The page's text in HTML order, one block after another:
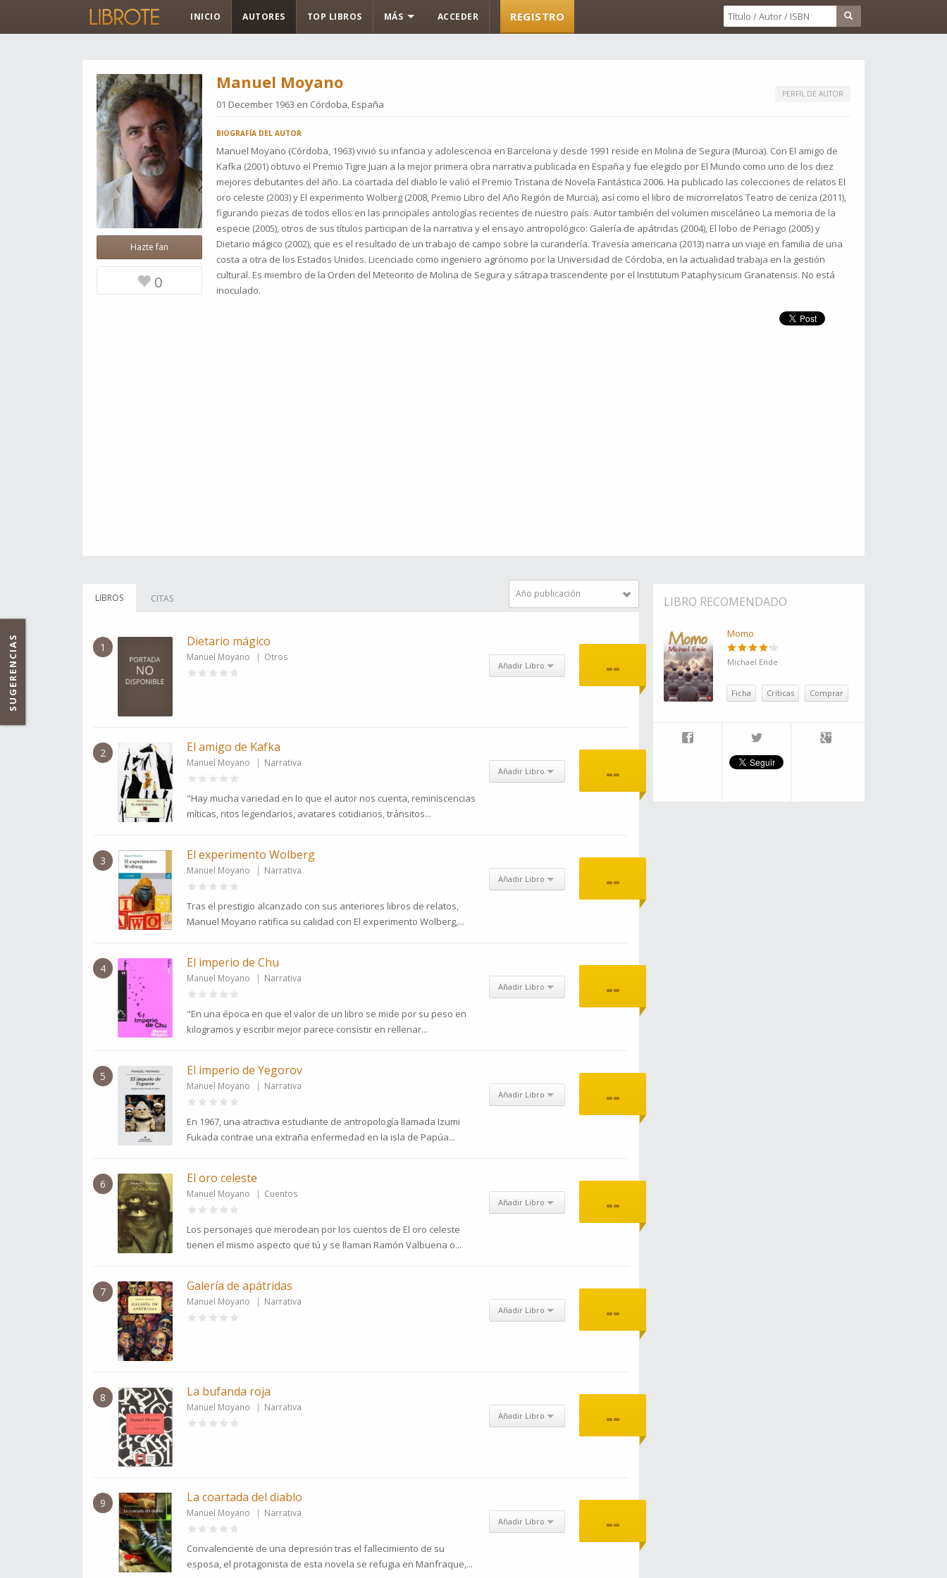
INICIO AUTORES TOP LIBROS MÁS ACCEDER REGISTRO
Hazte fan
0
Manuel Moyano
PERFIL DE AUTOR
01 December 1963 en Córdoba, España
BIOGRAFÍA DEL AUTOR
Manuel Moyano (Córdoba, 1963) vivió su infancia y adolescencia en Barcelona y desde 1991 reside en Molina de Segura (Murcia). Con El amigo de
Kafka (2001) obtuvo el Premio Tigre Juan a la mejor primera obra narrativa publicada en España y fue elegido por El Mundo como uno de los diez
mejores debutantes del año. La coartada del diablo le valió el Premio Tristana de Novela Fantástica 2006. Ha publicado las colecciones de relatos El
oro celeste (2003) y El experimento Wolberg (2008, Premio Libro del Año Región de Murcia), así como el libro de microrrelatos Teatro de ceniza (2011),
figurando pie­zas de todos ellos en las principales antologías recientes de nuestro país. Autor también del volumen misceláneo La memoria de la
especie (2005), otros de sus títulos participan de la narrativa y el ensayo antropológico: Galería de apátridas (2004), El lobo de Periago (2005) y
Dietario mágico (2002), que es el resultado de un trabajo de campo sobre la curandería. Travesía americana (2013) narra un viaje en familia de una
costa a otra de los Estados Unidos. Licenciado como ingeniero agrónomo por la Universidad de Córdoba, en la actualidad trabaja en la gestión
cultural. Es miembro de la Orden del Meteorito de Molina de Segura y sátrapa trascendente por el Institutum Pataphysicum Granatensis. No está
inoculado.
LIBROS CITAS Año publicación
1 Dietario mágico
Manuel Moyano Otros --
Añadir Libro
2 El amigo de Kafka
Manuel Moyano Narrativa
"Hay mucha variedad en lo que el autor nos cuenta, reminiscencias
míticas, ritos legendarios, avatares cotidianos, tránsitos...
--
Añadir Libro
3 El experimento Wolberg
Manuel Moyano Narrativa
Tras el prestigio alcanzado con sus anteriores libros de relatos,
Manuel Moyano ratifica su calidad con El experimento Wolberg,...
--
Añadir Libro
4 El imperio de Chu
Manuel Moyano Narrativa
"En una época en que el valor de un libro se mide por su peso en
kilogramos y escribir mejor parece consistir en rellenar...
--
Añadir Libro
5 El imperio de Yegorov
Manuel Moyano Narrativa
En 1967, una atractiva estudiante de antropología llamada Izumi
Fukada contrae una extraña enfermedad en la isla de Papúa...
--
Añadir Libro
6 El oro celeste
Manuel Moyano Cuentos
Los personajes que merodean por los cuentos de El oro celeste
tienen el mismo aspecto que tú y se llaman Ramón Valbuena o...
--
Añadir Libro
7 Galería de apátridas
Manuel Moyano Narrativa --
Añadir Libro
8 La bufanda roja
Manuel Moyano Narrativa --
Añadir Libro
9 La coartada del diablo
Manuel Moyano Narrativa
Convalenciente de una depresión tras el fallecimiento de su
esposa, el protagonista de esta novela se refugia en Manfraque,...
--
Añadir Libro
LIBRO RECOMENDADO
Momo
Michael Ende
Ficha Críticas Comprar
SUGERENCIAS